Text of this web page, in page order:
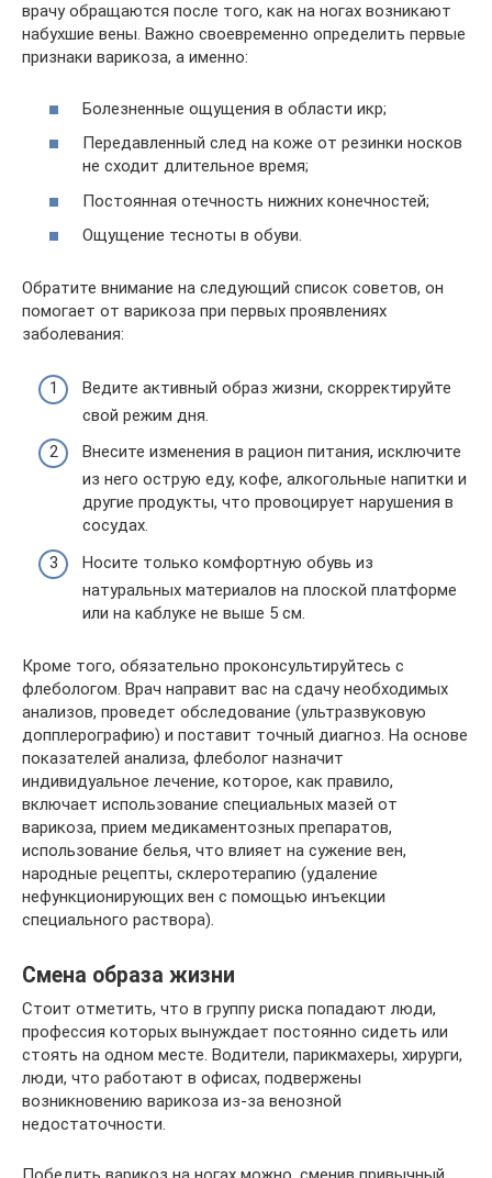
врачу обращаются после того, как на ногах возникают
набухшие вены. Важно своевременно определить первые
признаки варикоза, а именно:
Болезненные ощущения в области икр;
Передавленный след на коже от резинки носков
не сходит длительное время;
Постоянная отечность нижних конечностей;
Ощущение тесноты в обуви.
Обратите внимание на следующий список советов, он
помогает от варикоза при первых проявлениях
заболевания:
Ведите активный образ жизни, скорректируйте
свой режим дня.
Внесите изменения в рацион питания, исключите
из него острую еду, кофе, алкогольные напитки и
другие продукты, что провоцирует нарушения в
сосудах.
Носите только комфортную обувь из
натуральных материалов на плоской платформе
или на каблуке не выше 5 см.
Кроме того, обязательно проконсультируйтесь с
флебологом. Врач направит вас на сдачу необходимых
анализов, проведет обследование (ультразвуковую
допплерографию) и поставит точный диагноз. На основе
показателей анализа, флеболог назначит
индивидуальное лечение, которое, как правило,
включает использование специальных мазей от
варикоза, прием медикаментозных препаратов,
использование белья, что влияет на сужение вен,
народные рецепты, склеротерапию (удаление
нефункционирующих вен с помощью инъекции
специального раствора).
Смена образа жизни
Стоит отметить, что в группу риска попадают люди,
профессия которых вынуждает постоянно сидеть или
стоять на одном месте. Водители, парикмахеры, хирурги,
люди, что работают в офисах, подвержены
возникновению варикоза из-за венозной
недостаточности.